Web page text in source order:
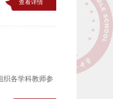
查看详情
织各学科教师参